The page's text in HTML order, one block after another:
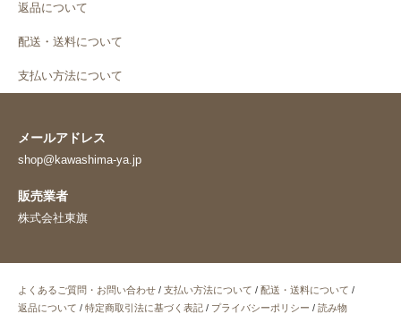
返品について
配送・送料について
支払い方法について
メールアドレス
shop@kawashima-ya.jp
販売業者
株式会社東旗
よくあるご質問・お問い合わせ / 支払い方法について / 配送・送料について /
返品について / 特定商取引法に基づく表記 / プライバシーポリシー / 読み物